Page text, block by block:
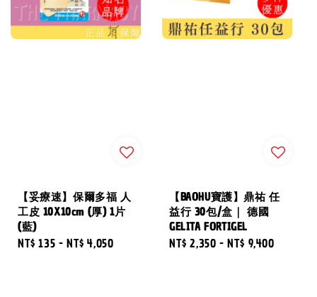
【妥療速】保爾多福 人
工皮 10X10cm (厚) 1片
(藍)
Regular
NT$ 135 -NT$ 4,050
【BAOHU寶護】鼎祐 任
益行 30包/盒｜ 德國
GELITA FORTIGEL
Regular
NT$ 2,350 -NT$ 9,400